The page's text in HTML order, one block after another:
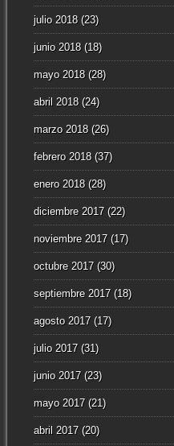
julio 2018(23)
junio 2018(18)
mayo 2018(28)
abril 2018(24)
marzo 2018(26)
febrero 2018(37)
enero 2018(28)
diciembre 2017(22)
noviembre 2017(17)
octubre 2017(30)
septiembre 2017(18)
agosto 2017(17)
julio 2017(31)
junio 2017(23)
mayo 2017(21)
abril 2017(20)